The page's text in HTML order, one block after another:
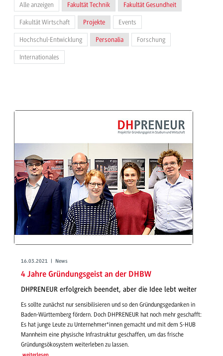
Alle anzeigen Fakultät Technik Fakultät Gesundheit
Fakultät Wirtschaft Projekte Events
Hochschul-Entwicklung Personalia Forschung
Internationales
16.03.2021 | News
4 Jahre Gründungsgeist an der DHBW
DHPRENEUR erfolgreich beendet, aber die Idee lebt weiter
Es sollte zunächst nur sensibilisieren und so den Gründungsgedanken in
Baden-Württemberg fördern. Doch DHPRENEUR hat noch mehr geschafft:
Es hat junge Leute zu Unternehmer*innen gemacht und mit dem S-HUB
Mannheim eine physische Infrastruktur geschaffen, um das frische
Gründungsökosystem weiterleben zu lassen.